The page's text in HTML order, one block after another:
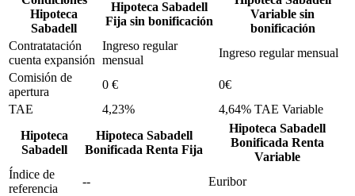
Hipoteca
Sabadell
Hipoteca Sabadell
Fija sin bonificación
Variable sin
bonificación
Contratatación
cuenta expansión
Ingreso regular
mensual
Ingreso regular mensual
Comisión de
apertura
0 €
0€
TAE
4,23%
4,64% TAE Variable
Hipoteca
Sabadell
Hipoteca Sabadell
Bonificada Renta Fija
Hipoteca Sabadell
Bonificada Renta
Variable
Índice de
referencia
-- Euribor